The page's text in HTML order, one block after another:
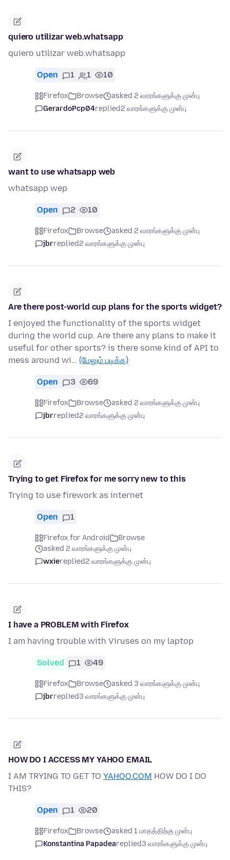
quiero utilizar web.whatsapp
quiero utilizar web.whatsapp
Open 1 1 10
Firefox Browse
asked 2 வாரங்களுக்கு முன்பு
GerardoPcp04replied2 வாரங்களுக்கு முன்பு
want to use whatsapp web
whatsapp wep
Open 2 10
Firefox Browse
asked 2 வாரங்களுக்கு முன்பு
jbrreplied2 வாரங்களுக்கு முன்பு
Are there post-world cup plans for the sports widget?
I enjoyed the functionality of the sports widget
during the world cup. Are there any plans to make it
useful for other sports? is there some kind of API to
mess around wi… (மேலும் படிக்க)
Open 3 69
Firefox Browse
asked 2 வாரங்களுக்கு முன்பு
jbrreplied2 வாரங்களுக்கு முன்பு
Trying to get Firefox for me sorry new to this
Trying to use firework as internet
Open 1
Firefox for Android
Browse
asked 2 வாரங்களுக்கு முன்பு
wxiereplied2 வாரங்களுக்கு முன்பு
I have a PROBLEM with Firefox
I am having trouble with Viruses on my laptop
Solved 1 49
Firefox Browse
asked 3 வாரங்களுக்கு முன்பு
jbrreplied3 வாரங்களுக்கு முன்பு
HOW DO I ACCESS MY YAHOO EMAIL
I AM TRYING TO GET TO YAHOO.COM HOW DO I DO
THIS?
Open 1 20
Firefox Browse
asked 1 மாதத்திற்கு முன்பு
Konstantina Papadeareplied3 வாரங்களுக்கு முன்பு